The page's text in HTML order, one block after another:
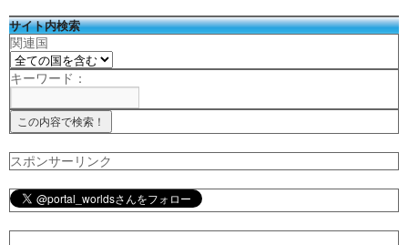
サイト内検索
関連国
キーワード：
スポンサーリンク